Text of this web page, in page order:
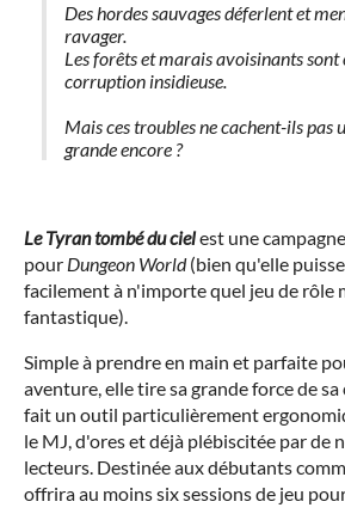
Des hordes sauvages déferlent et
ravager.
Les forêts et marais avoisinants sont
corruption insidieuse.
Mais ces troubles ne cachent-ils pas
grande encore ?
Le Tyran tombé du cielest une
pour Dungeon World(bien qu'elle
facilement à n'importe quel jeu de rôle
fantastique).
Simple à prendre en main et parfaite
aventure, elle tire sa grande force de sa
fait un outil particulièrement
le MJ, d'ores et déjà plébiscitée par de
lecteurs. Destinée aux débutants
offrira au moins six sessions de jeu